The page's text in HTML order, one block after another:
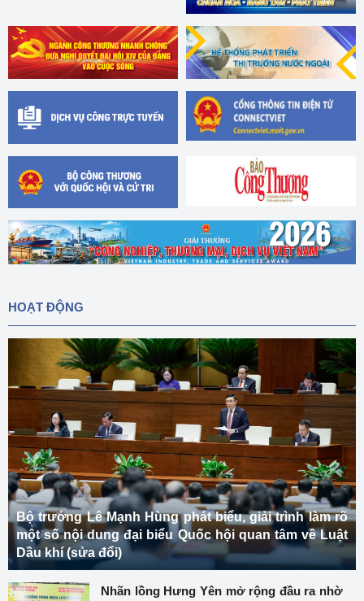
HOẠT ĐỘNG
Bộ trưởng Lê Mạnh Hùng phát biểu, giải trình làm rõ
một số nội dung đại biểu Quốc hội quan tâm về Luật
Dầu khí (sửa đổi)
Nhãn lồng Hưng Yên mở rộng đầu ra nhờ